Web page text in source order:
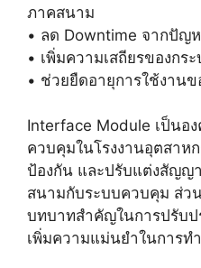
ภาคสนาม
• ลด Downtime จากปั
• เพิ่มความเสถียรของกร
• ช่วยยืดอายุการใช้งาน
Interface Module เป็นอ
ควบคุมในโรงงานอุตสาห
ป้องกัน และปรับแต่งสัญญ
สนามกับระบบควบคุม ส่ว
บทบาทสำคัญในการปรับ
เพิ่มความแม่นยำในการท